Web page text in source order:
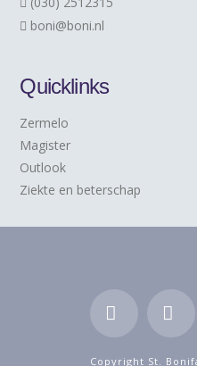
boni@boni.nl
Quicklinks
Zermelo
Magister
Outlook
Ziekte en beterschap
Facebook
Copyright St.